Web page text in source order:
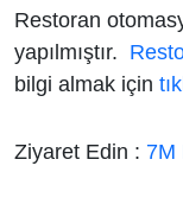
Restoran
yapılmıştır.
bilgi almak için
Ziyaret Edin : 7M